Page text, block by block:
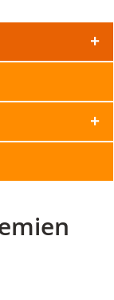
+
+